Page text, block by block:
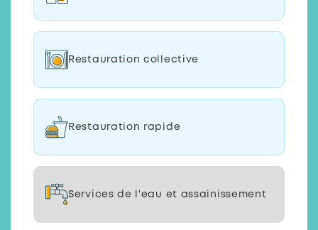
Restauration collective
Restauration rapide
Services de l'eau et assainissement